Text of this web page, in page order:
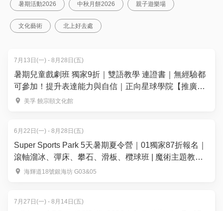
暑期活動2026 中秋月餅2026 親子遊樂場
文化藝術 北上好去處
7月13日(一) - 8月28日(五)
暑期兒童戲劇班 獨家9折｜雙語教學 連證書｜無經驗都
可參加！提升表達能力與自信｜正向星球學院【推廣碼
減$100】
美孚 饒宗頤文化館
6月22日(一) - 8月28日(五)
Super Sports Park 5天暑期夏令營｜01獨家87折報名｜
滾軸溜冰、彈床、攀石、滑板、欖球班 | 魔術主題教學
及全英語互動 | 大角咀
海輝道18號銀海坊 G03&05
7月27日(一) - 8月14日(五)